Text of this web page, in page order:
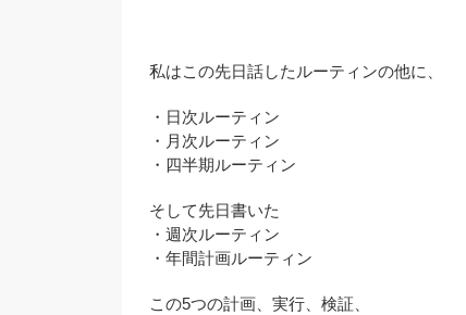
私はこの先日話したルーティンの他に、
・日次ルーティン
・月次ルーティン
・四半期ルーティン
そして先日書いた
・週次ルーティン
・年間計画ルーティン
この5つの計画、実行、検証、